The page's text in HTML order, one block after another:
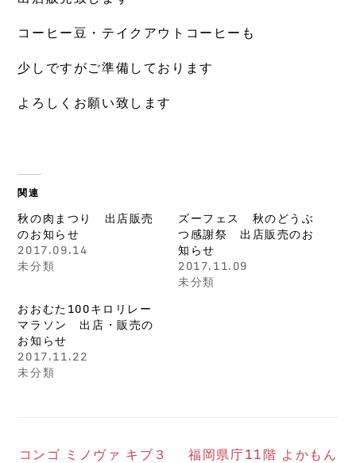
コーヒー豆・テイクアウトコーヒーも
少しですがご準備しております
よろしくお願い致します
関連
秋の肉まつり 出店販売
のお知らせ
2017.09.14
未分類
ズーフェス 秋のどうぶ
つ感謝祭 出店販売のお
知らせ
2017.11.09
未分類
おおむた100キロリレー
マラソン 出店・販売の
お知らせ
2017.11.22
未分類
コンゴ ミノヴァ キブ３
福岡県庁11階 よかもん